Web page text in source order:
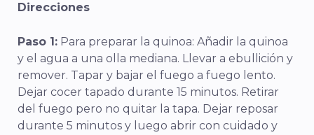
Direcciones
Paso 1: Para preparar la quinoa: Añadir la quinoa
y el agua a una olla mediana. Llevar a ebullición y
remover. Tapar y bajar el fuego a fuego lento.
Dejar cocer tapado durante 15 minutos. Retirar
del fuego pero no quitar la tapa. Dejar reposar
durante 5 minutos y luego abrir con cuidado y